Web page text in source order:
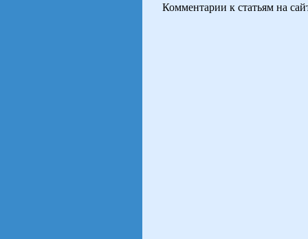
Комментарии к статьям на